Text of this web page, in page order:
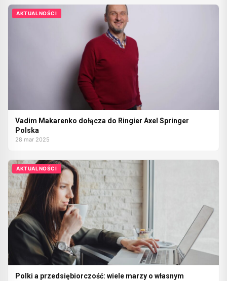
AKTUALNOŚCI
Vadim Makarenko dołącza do Ringier Axel Springer
Polska
28 mar 2025
AKTUALNOŚCI
Polki a przedsiębiorczość: wiele marzy o własnym